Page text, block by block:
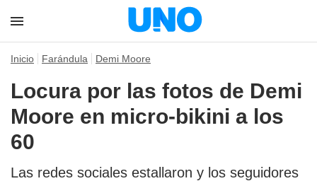
Inicio Farándula Demi Moore
Locura por las fotos de Demi
Moore en micro-bikini a los
60
Las redes sociales estallaron y los seguidores